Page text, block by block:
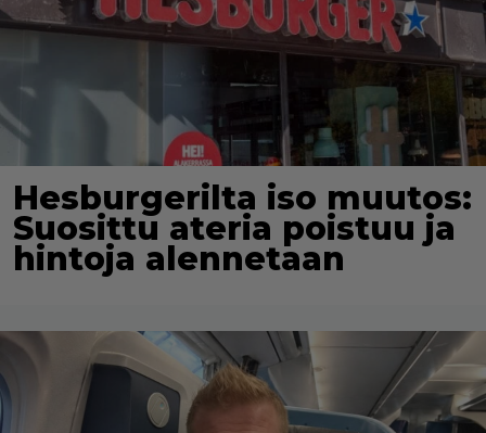
Hesburgerilta iso muutos:
Suosittu ateria poistuu ja
hintoja alennetaan